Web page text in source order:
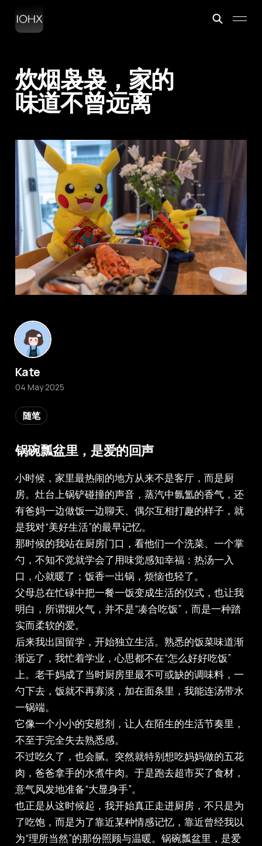
炊烟袅袅，家的
味道不曾远离
锅碗瓢盆里，是爱的回声
小时候，家里最热闹的地方从来不是客厅，而是厨
房。灶台上锅铲碰撞的声音，蒸汽中氤氲的香气，还
有爸妈一边做饭一边聊天、偶尔互相打趣的样子，就
是我对“美好生活”的最早记忆。
那时候的我站在厨房门口，看他们一个洗菜、一个掌
勺，不知不觉就学会了用味觉感知幸福：热汤一入
口，心就暖了；饭香一出锅，烦恼也轻了。
父母总在忙碌中把一餐一饭变成生活的仪式，也让我
明白，所谓烟火气，并不是“凑合吃饭”，而是一种踏
实而柔软的爱。
后来我出国留学，开始独立生活。熟悉的饭菜味道渐
渐远了，我忙着学业，心思都不在“怎么好好吃饭”
上。老干妈成了当时厨房里最不可或缺的调味料，一
勺下去，饭就不再寡淡，加在面条里，我能连汤带水
一锅端。
它像一个小小的安慰剂，让人在陌生的生活节奏里，
不至于完全失去熟悉感。
不过吃久了，也会腻。突然就特别想吃妈妈做的五花
肉，爸爸拿手的水煮牛肉。于是跑去超市买了食材，
意气风发地准备“大显身手”。
也正是从这时候起，我开始真正走进厨房，不只是为
了吃饱，而是为了靠近某种情感记忆，靠近曾经我以
为“理所当然”的那份照顾与温暖。锅碗瓢盆里，是爱
Kate
04 May 2025
随笔